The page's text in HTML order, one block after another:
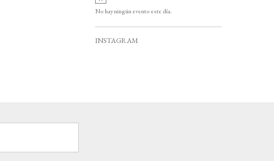
o
v
i
No hay ningún evento este día.
INSTAGRAM